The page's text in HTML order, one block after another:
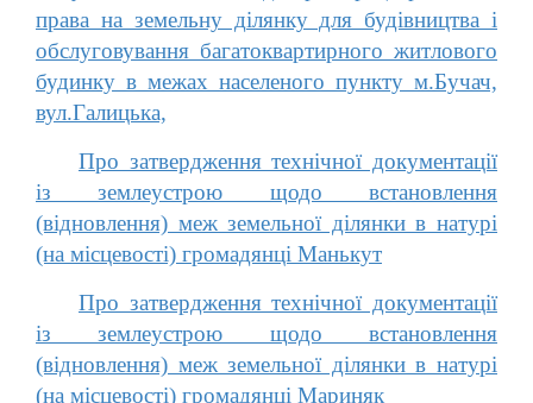
права на земельну ділянку для будівництва і
обслуговування багатоквартирного житлового
будинку в межах населеного пункту м.Бучач,
вул.Галицька,
Про затвердження технічної документації
із землеустрою щодо встановлення
(відновлення) меж земельної ділянки в натурі
(на місцевості) громадянці Манькут
Про затвердження технічної документації
із землеустрою щодо встановлення
(відновлення) меж земельної ділянки в натурі
(на місцевості) громадянці Мариняк